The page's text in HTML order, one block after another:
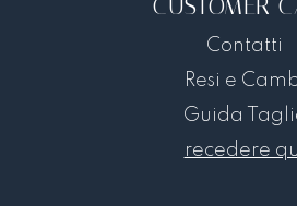
CUSTOMER
Contatti
Resi e
Guida
recedere